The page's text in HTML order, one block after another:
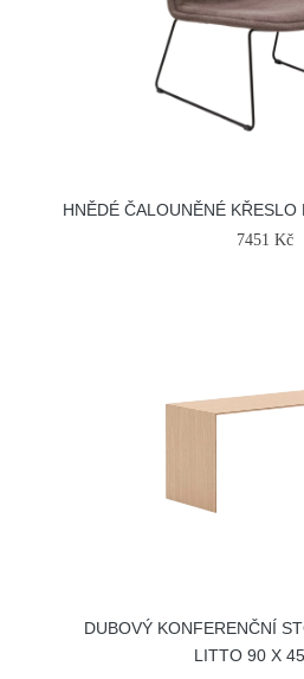
HNĚDÉ ČALOUNĚNÉ KŘESLO
7451 Kč
DUBOVÝ KONFERENČNÍ
LITTO 90 X